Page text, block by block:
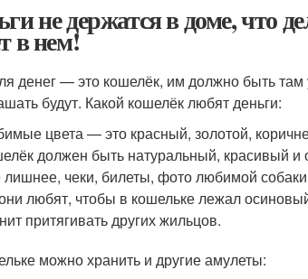
не держатся в доме, что
в нем!
денег — это кошелёк, им должно быть там
будут. Какой кошелёк любят деньги:
цвета — это красный, золотой,
должен быть натуральный, красивый и
лишнее, чеки, билеты, фото любимой
любят, чтобы в кошельке лежал
притягивать других жильцов.
можно хранить и другие амулеты: